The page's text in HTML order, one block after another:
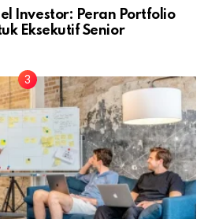
Investor: Peran Portfolio
Eksekutif Senior